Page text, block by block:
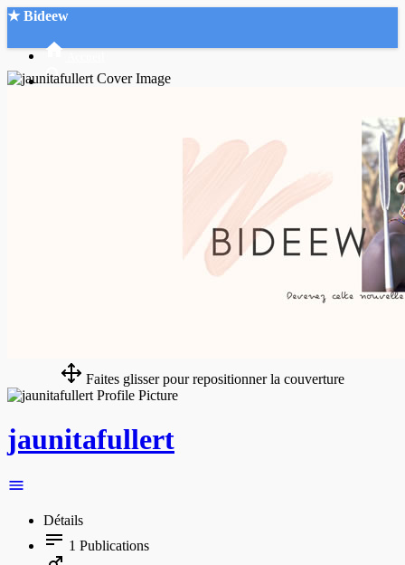
★ Bideew
Faites glisser pour repositionner la couverture
jaunitafullert
Détails
1 Publications